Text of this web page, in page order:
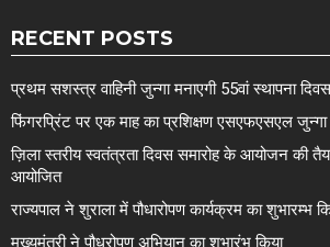
RECENT POSTS
प्रथम सशस्त्र वाहिनी जुन्गा मनाएगी 55वां स्थापना
फिंगरप्रिंट पर एक माह का प्रशिक्षण एसएफएसएल
ज़िला स्तरीय स्वतंत्रता दिवस समारोह के आयोजन की
आयोजित
राज्यपाल ने शुराला में पौधारोपण कार्यक्रम का शुभारम्भ
मुख्यमंत्री ने पौधरोपण अभियान का शुभारंभ किया